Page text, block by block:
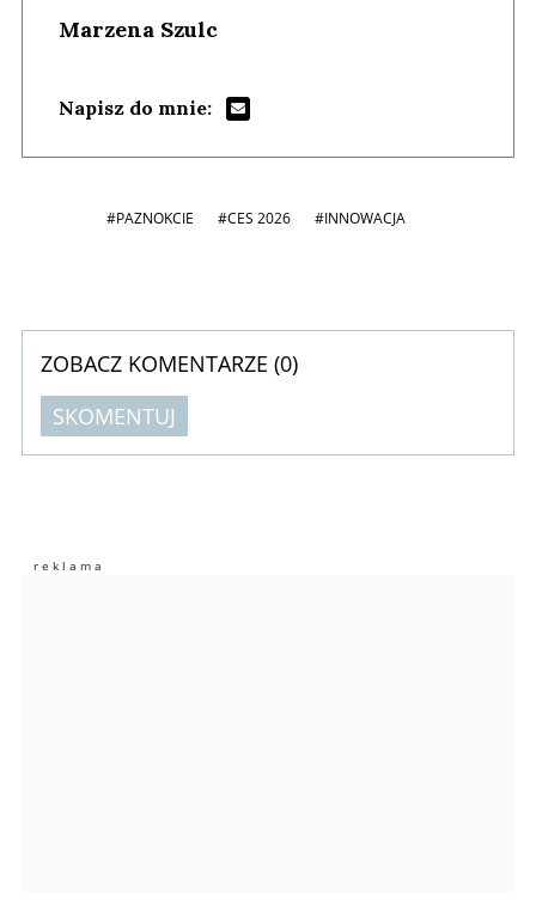
Marzena Szulc
Napisz do mnie:
#PAZNOKCIE #CES 2026 #INNOWACJA
ZOBACZ KOMENTARZE (0)
SKOMENTUJ
Imię (Wymagane)